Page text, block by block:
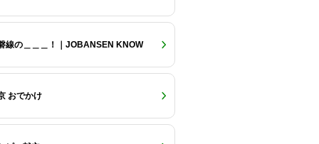
線の＿＿＿！｜JOBANSEN KNOW
おでかけ